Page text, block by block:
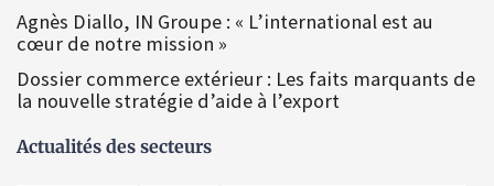
Agnès Diallo, IN Groupe : « L’international est au
cœur de notre mission »
Dossier commerce extérieur : Les faits marquants de
la nouvelle stratégie d’aide à l’export
Actualités des secteurs